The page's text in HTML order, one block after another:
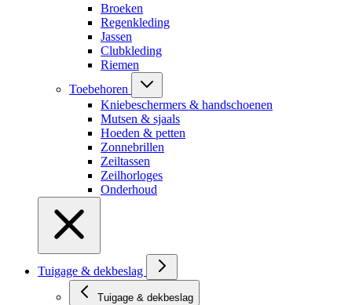
Broeken
Regenkleding
Jassen
Clubkleding
Riemen
Toebehoren
Kniebeschermers & handschoenen
Mutsen & sjaals
Hoeden & petten
Zonnebrillen
Zeiltassen
Zeilhorloges
Onderhoud
Tuigage & dekbeslag
Tuigage & dekbeslag